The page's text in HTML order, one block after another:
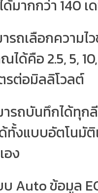
มากกว่า 140 เ
รถเลือกความไ
ด้คือ 2.5, 5,
รต่อมิลลิโวลต์
ารถบันทึกได้ทุก
ทั้งแบบอัตโนมัติ
อง
บ Auto ข้อมูล